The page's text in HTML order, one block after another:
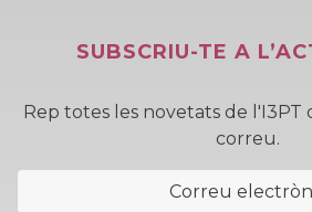
SUBSCRIU-TE A
Rep totes les novetats de l'I3PT directament al teu
correu.